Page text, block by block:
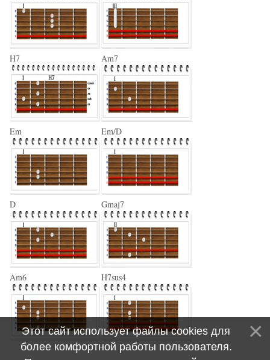
H7 Am7
Em Em/D
D Gmaj7
Am6 H7sus4
Этот сайт использует файлы cookies для
более комфортной работы пользователя.